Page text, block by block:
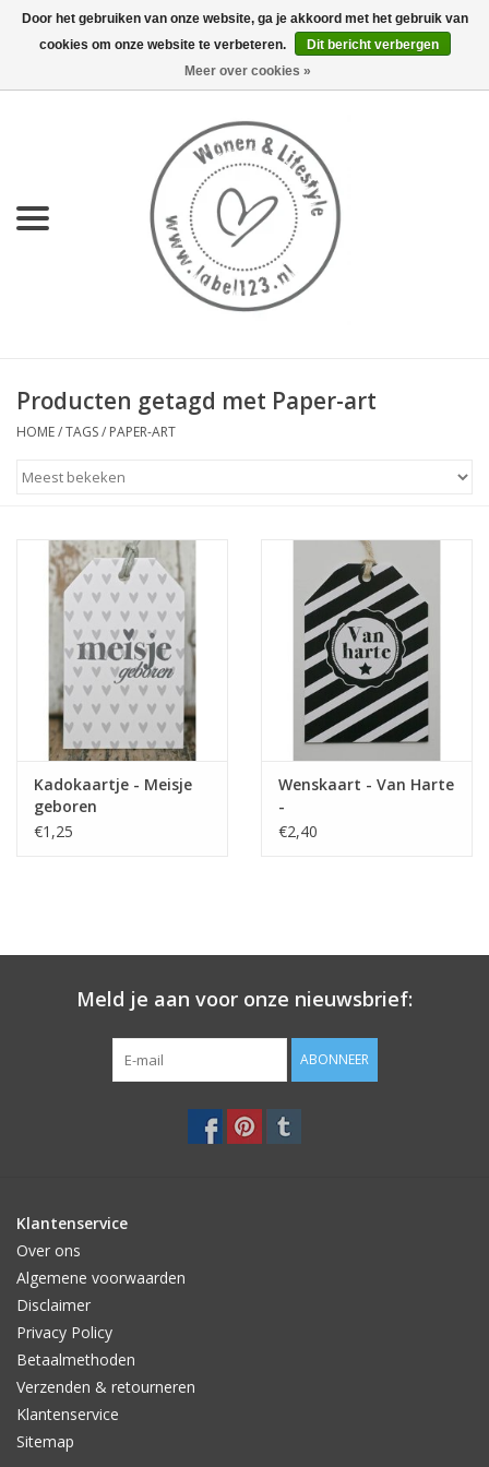
0 Artikelen - €0,00
KEUKEN
LIFESTYLE
MEUBELS
OUTDOOR
KAMERS
ALGEMEEN
Merken
Producten getagd met Paper-art
HOME/TAGS/ PAPER-ART
Kadokaartje - Meisje
geboren
€1,25
Wenskaart - Van Harte
-
€2,40
Meld je aan voor onze nieuwsbrief:
ABONNEER
Klantenservice
Over ons
Algemene voorwaarden
Disclaimer
Privacy Policy
Betaalmethoden
Verzenden & retourneren
Klantenservice
Sitemap
Door het gebruiken van onze website, ga je akkoord met het gebruik van
cookies om onze website te verbeteren.
Dit bericht verbergen
Meer over cookies »